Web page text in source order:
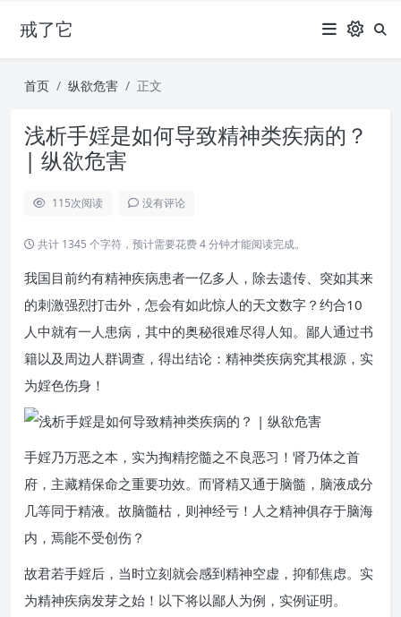
戒了它
首页 纵欲危害 正文
浅析手婬是如何导致精神类疾病的？
| 纵欲危害
115次阅读 没有评论
共计 1345 个字符，预计需要花费 4 分钟才能阅读完成。
我国目前约有精神疾病患者一亿多人，除去遗传、突如其来
的刺激强烈打击外，怎会有如此惊人的天文数字？约合10
人中就有一人患病，其中的奥秘很难尽得人知。鄙人通过书
籍以及周边人群调查，得出结论：精神类疾病究其根源，实
为婬色伤身！
手婬乃万恶之本，实为掏精挖髓之不良恶习！肾乃体之首
府，主藏精保命之重要功效。而肾精又通于脑髓，脑液成分
几等同于精液。故脑髓枯，则神经亏！人之精神俱存于脑海
内，焉能不受创伤？
故君若手婬后，当时立刻就会感到精神空虚，抑郁焦虑。实
为精神疾病发芽之始！以下将以鄙人为例，实例证明。